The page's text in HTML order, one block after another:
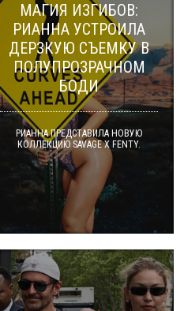
МАГИЯ ИЗГИБОВ:
РИАННА УСТРОИЛА
ДЕРЗКУЮ СЪЕМКУ В
ПОЛУПРОЗРАЧНОМ
БОДИ
РИАННА ПРЕДСТАВИЛА НОВУЮ
КОЛЛЕКЦИЮ SAVAGE X FENTY.